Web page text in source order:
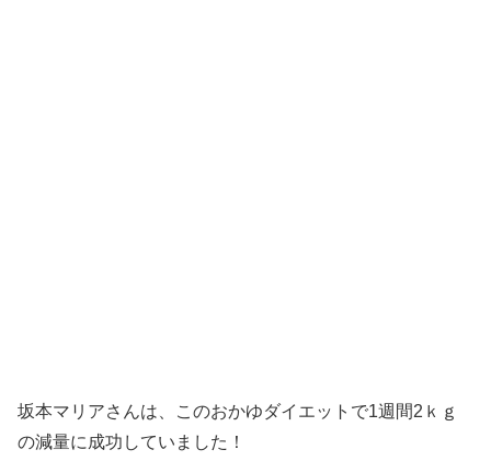
坂本マリアさんは、このおかゆダイエットで1週間2ｋｇ
の減量に成功していました！